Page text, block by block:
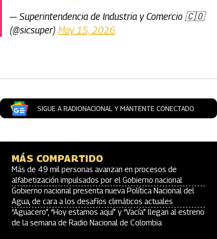
— Superintendencia de Industria y Comercio 🇨🇴
(@sicsuper) May 15, 2026
SIGUE A RADIONACIONAL Y MANTENTE CONECTADO
MÁS COMPARTIDO
Más de 49 mil personas avanzan en procesos de
alfabetización impulsados por el Gobierno nacional
Gobierno nacional presenta nueva Política Nacional del
Agua, de cara a los desafíos climáticos actuales
“Aguacero”, “Hoy estamos aquí” y “Vacía” llegan al estreno
de la semana de Radio Nacional de Colombia